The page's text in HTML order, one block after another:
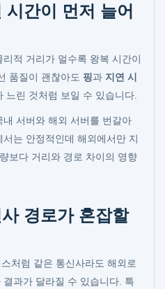
간이 먼저 늘어
적 거리가 멀수록 왕복 시간이
품질이 괜찮아도 핑과 지연 시
느린 것처럼 보일 수 있습니다.
서버와 해외 서버를 번갈아
는 안정적인데 해외에서만 지
보다 거리와 경로 차이의 영향
경로가 혼잡할
처럼 같은 통신사라도 해외로
과가 달라질 수 있습니다. 특